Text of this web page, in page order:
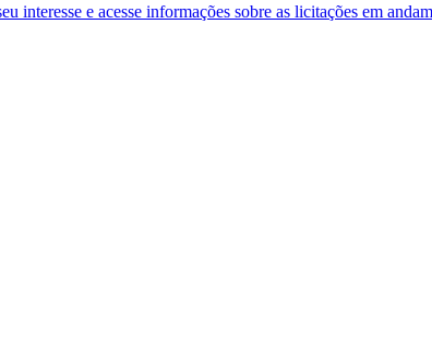
interesse e acesse informações sobre as licitações em